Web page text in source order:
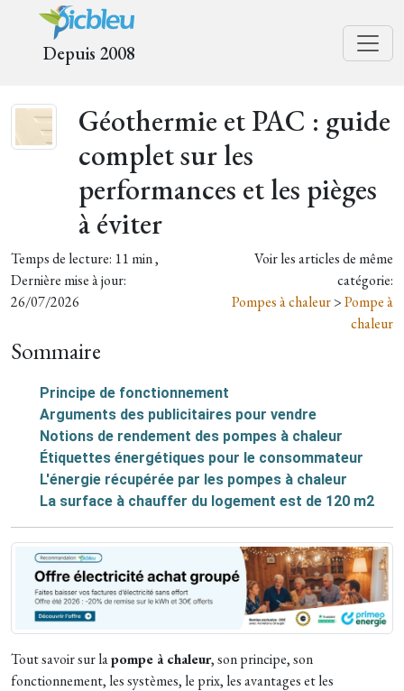
Depuis 2008
Géothermie et PAC : guide
complet sur les
performances et les pièges
à éviter
Temps de lecture: 11 min ,
Dernière mise à jour:
26/07/2026
Voir les articles de même
catégorie:
Pompes à chaleur>Pompe à
chaleur
Sommaire
Principe de fonctionnement
Arguments des publicitaires pour vendre
Notions de rendement des pompes à chaleur
Étiquettes énergétiques pour le consommateur
L'énergie récupérée par les pompes à chaleur
La surface à chauffer du logement est de 120 m2
Tout savoir sur lapompe à chaleur, son principe, son
fonctionnement, les systèmes, le prix, les avantages et les